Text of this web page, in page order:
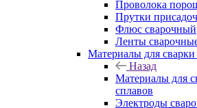
Проволока
Прутки
Флюс сварочный
Ленты
Материалы для
Назад
Материалы для
сплавов
Электроды